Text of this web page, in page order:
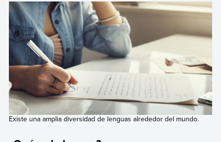
Existe una amplia diversidad de lenguas alrededor del mundo.